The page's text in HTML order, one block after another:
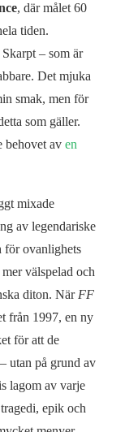
, där målet 60
tiden.
– som är
Det mjuka
smak, men för
som gäller.
behovet av en
mixade
av legendariske
för ovanlighets
välspelad och
diton. När FF
från 1997, en ny
för att de
utan på grund av
lagom av varje
epik och